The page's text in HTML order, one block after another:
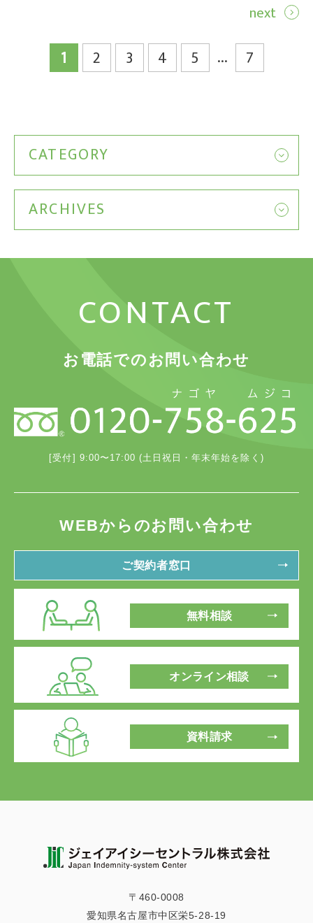
1 2 3 4 5 ... 7
next
CATEGORY
ARCHIVES
CONTACT
お電話でのお問い合わせ
[受付] 9:00〜17:00 (土日祝日・年末年始を除く)
WEBからのお問い合わせ
ご契約者窓口
無料相談
オンライン相談
資料請求
〒460-0008
愛知県名古屋市中区栄5-28-19